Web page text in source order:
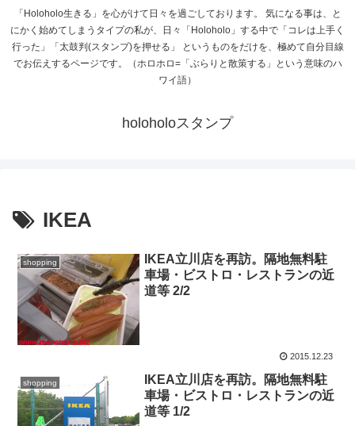
「Holoholo生きる」を心がけて日々を過ごしております。 気になる事は、と
にかく始めてしまうタイプの私が、日々「Holoholo」する中で「コレは上手く
行った」「太鼓判(スタンプ)を押せる」 というものをだけを、極めて自分目線
でお伝えするページです。（ホロホロ=「ぶらりと散策する」という意味のハ
ワイ語）
holoholoスタンプ
IKEA
shopping
IKEA立川店を再訪。隔地無料駐
車場・ビストロ・レストランの近
道等 2/2
2015.12.23
shopping
IKEA立川店を再訪。隔地無料駐
車場・ビストロ・レストランの近
道等 1/2